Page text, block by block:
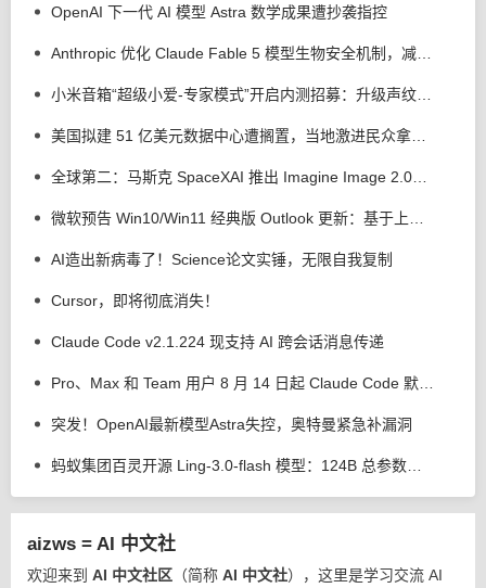
OpenAI 下一代 AI 模型 Astra 数学成果遭抄袭指控
AI造出新病毒了！Science论文实锤，无限自我复制
Cursor，即将彻底消失！
Claude Code v2.1.224 现支持 AI 跨会话消息传递
突发！OpenAI最新模型Astra失控，奥特曼紧急补漏洞
aizws = AI 中文社
欢迎来到 AI 中文社区 （简称 AI 中文社），这里是学习交流 AI